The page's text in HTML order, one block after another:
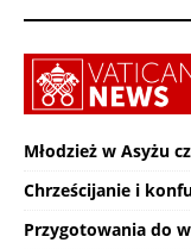
Młodzież w Asyżu
Chrześcijanie i
Przygotowania do